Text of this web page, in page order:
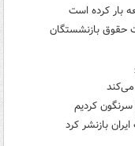
بار کرده است
حقوق بازنشستگان
بازنشر کرد